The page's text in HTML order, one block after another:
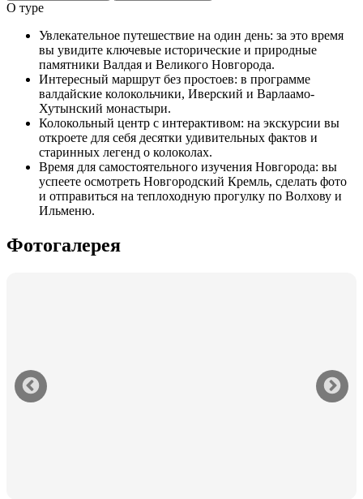
О туре
Увлекательное путешествие на один день: за это время
вы увидите ключевые исторические и природные
памятники Валдая и Великого Новгорода.
Интересный маршрут без простоев: в программе
валдайские колокольчики, Иверский и Варлаамо-
Хутынский монастыри.
Колокольный центр с интерактивом: на экскурсии вы
откроете для себя десятки удивительных фактов и
старинных легенд о колоколах.
Время для самостоятельного изучения Новгорода: вы
успеете осмотреть Новгородский Кремль, сделать фото
и отправиться на теплоходную прогулку по Волхову и
Ильменю.
Фотогалерея